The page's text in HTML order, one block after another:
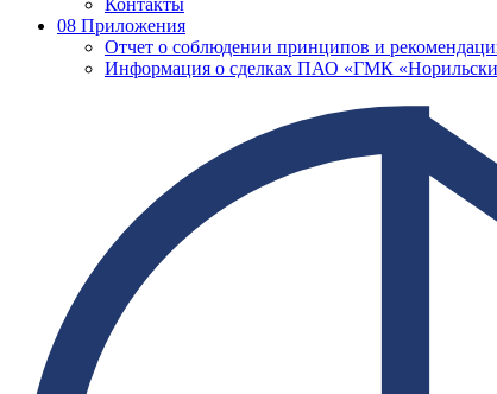
08 Приложения
Отчет о соблюдении принципов и
Информация о сделках ПАО «ГМК